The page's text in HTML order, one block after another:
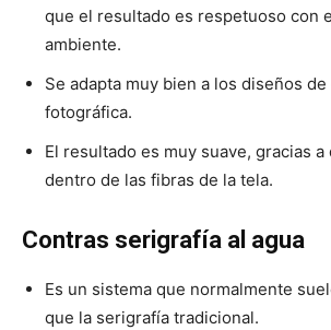
que el resultado es respetuoso con
ambiente.
Se adapta muy bien a los diseños de
fotográfica.
El resultado es muy suave, gracias
dentro de las fibras de la tela.
Contras serigrafía al agua
Es un sistema que normalmente
que la serigrafía tradicional.